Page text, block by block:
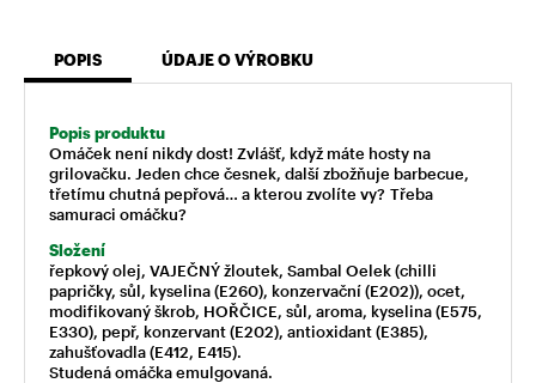
POPIS ÚDAJE O VÝROBKU
Popis produktu
Omáček není nikdy dost! Zvlášť, když máte hosty na
grilovačku. Jeden chce česnek, další zbožňuje barbecue,
třetímu chutná pepřová… a kterou zvolíte vy? Třeba
samuraci omáčku?
Složení
řepkový olej, VAJEČNÝ žloutek, Sambal Oelek (chilli
papričky, sůl, kyselina (E260), konzervační (E202)), ocet,
modifikovaný škrob, HOŘČICE, sůl, aroma, kyselina (E575,
E330), pepř, konzervant (E202), antioxidant (E385),
zahušťovadla (E412, E415).
Studená omáčka emulgovaná.